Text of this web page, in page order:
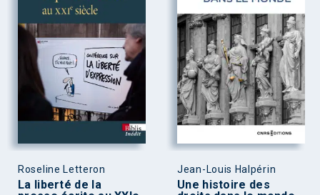
Roseline Letteron
La liberté de la
Jean-Louis Halpérin
Une histoire des